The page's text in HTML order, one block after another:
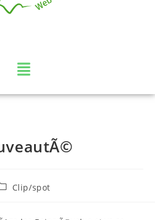
Clip/spot